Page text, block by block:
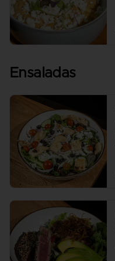
Ensaladas